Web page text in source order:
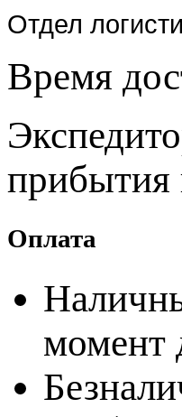
Отдел
Время
прибытия
Оплата
момент